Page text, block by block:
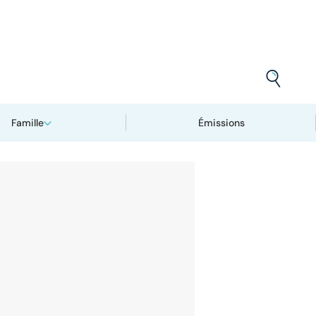
Famille Émissions